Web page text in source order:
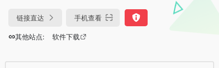
链接直达 手机查看
其他站点: 软件下载